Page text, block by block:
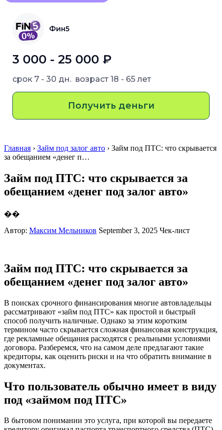
Фин5
3 000 - 25 000 ₽
срок 7 - 30 дн. возраст 18 - 65 лет
Получить деньги
Главная › Займ под залог авто › Займ под ПТС: что скрывается
за обещанием «денег п…
Займ под ПТС: что скрывается за
обещанием «денег под залог авто»
��
Автор: Максим Мельников September 3, 2025 Чек-лист
Займ под ПТС: что скрывается за
обещанием «денег под залог авто»
В поисках срочного финансирования многие автовладельцы
рассматривают «займ под ПТС» как простой и быстрый
способ получить наличные. Однако за этим коротким
термином часто скрывается сложная финансовая конструкция,
где рекламные обещания расходятся с реальными условиями
договора. Разберемся, что на самом деле предлагают такие
кредиторы, как оценить риски и на что обратить внимание в
документах.
Что пользователь обычно имеет в виду
под «займом под ПТС»
В бытовом понимании это услуга, при которой вы передаете